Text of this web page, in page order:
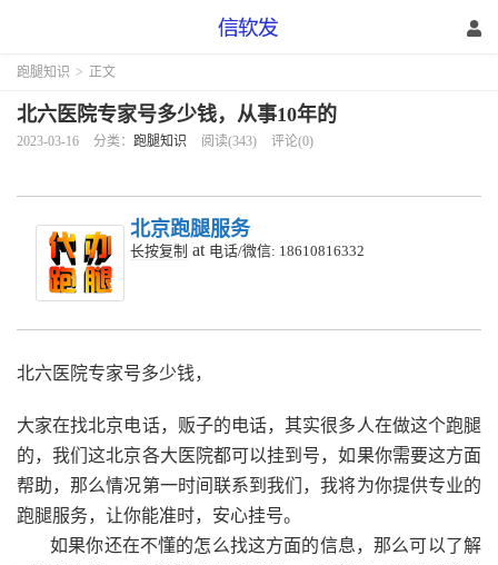
跑腿知识 > 正文
北六医院专家号多少钱，从事10年的
2023-03-16 分类： 跑腿知识 阅读(343) 评论(0)
北京跑腿服务
长按复制 at 电话/微信: 18610816332
北六医院专家号多少钱，
大家在找北京电话，贩子的电话，其实很多人在做这个跑腿
的，我们这北京各大医院都可以挂到号，如果你需要这方面
帮助，那么情况第一时间联系到我们，我将为你提供专业的
跑腿服务，让你能准时，安心挂号。
如果你还在不懂的怎么找这方面的信息，那么可以了解